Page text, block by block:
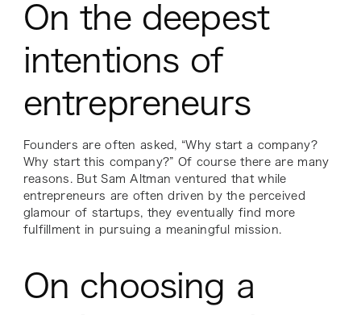
On the deepest
intentions of
entrepreneurs
Founders are often asked, “Why start a company?
Why start this company?” Of course there are many
reasons. But Sam Altman ventured that while
entrepreneurs are often driven by the perceived
glamour of startups, they eventually find more
fulfillment in pursuing a meaningful mission.
On choosing a